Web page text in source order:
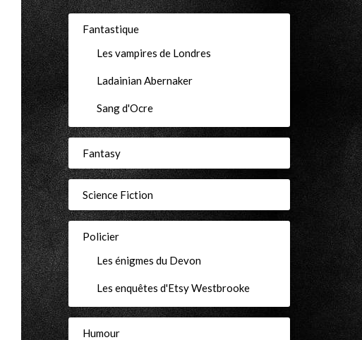
Fantastique
Les vampires de Londres
Ladainian Abernaker
Sang d'Ocre
Fantasy
Science Fiction
Policier
Les énigmes du Devon
Les enquêtes d'Etsy Westbrooke
Humour